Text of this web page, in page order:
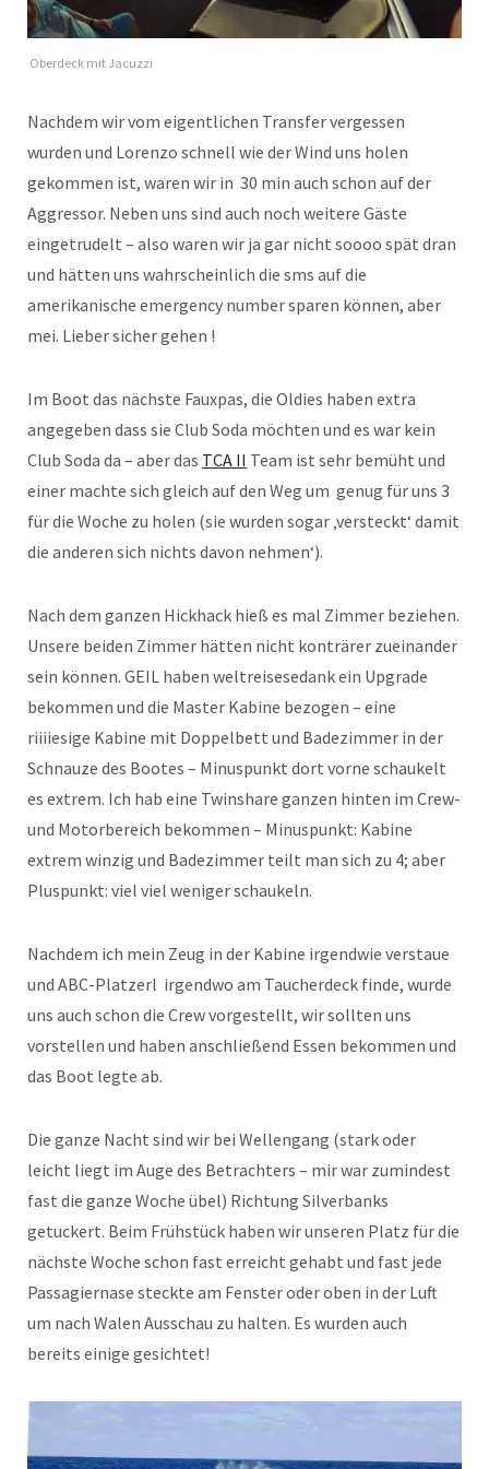
Oberdeck mit Jacuzzi
Nachdem wir vom eigentlichen Transfer vergessen
wurden und Lorenzo schnell wie der Wind uns holen
gekommen ist, waren wir in 30 min auch schon auf der
Aggressor. Neben uns sind auch noch weitere Gäste
eingetrudelt – also waren wir ja gar nicht soooo spät dran
und hätten uns wahrscheinlich die sms auf die
amerikanische emergency number sparen können, aber
mei. Lieber sicher gehen !
Im Boot das nächste Fauxpas, die Oldies haben extra
angegeben dass sie Club Soda möchten und es war kein
Club Soda da – aber das TCA II Team ist sehr bemüht und
einer machte sich gleich auf den Weg um genug für uns 3
für die Woche zu holen (sie wurden sogar ‚versteckt‘ damit
die anderen sich nichts davon nehmen‘).
Nach dem ganzen Hickhack hieß es mal Zimmer beziehen.
Unsere beiden Zimmer hätten nicht konträrer zueinander
sein können. GEIL haben weltreisesedank ein Upgrade
bekommen und die Master Kabine bezogen – eine
riiiiesige Kabine mit Doppelbett und Badezimmer in der
Schnauze des Bootes – Minuspunkt dort vorne schaukelt
es extrem. Ich hab eine Twinshare ganzen hinten im Crew-
und Motorbereich bekommen – Minuspunkt: Kabine
extrem winzig und Badezimmer teilt man sich zu 4; aber
Pluspunkt: viel viel weniger schaukeln.
Nachdem ich mein Zeug in der Kabine irgendwie verstaue
und ABC-Platzerl irgendwo am Taucherdeck finde, wurde
uns auch schon die Crew vorgestellt, wir sollten uns
vorstellen und haben anschließend Essen bekommen und
das Boot legte ab.
Die ganze Nacht sind wir bei Wellengang (stark oder
leicht liegt im Auge des Betrachters – mir war zumindest
fast die ganze Woche übel) Richtung Silverbanks
getuckert. Beim Frühstück haben wir unseren Platz für die
nächste Woche schon fast erreicht gehabt und fast jede
Passagiernase steckte am Fenster oder oben in der Luft
um nach Walen Ausschau zu halten. Es wurden auch
bereits einige gesichtet!